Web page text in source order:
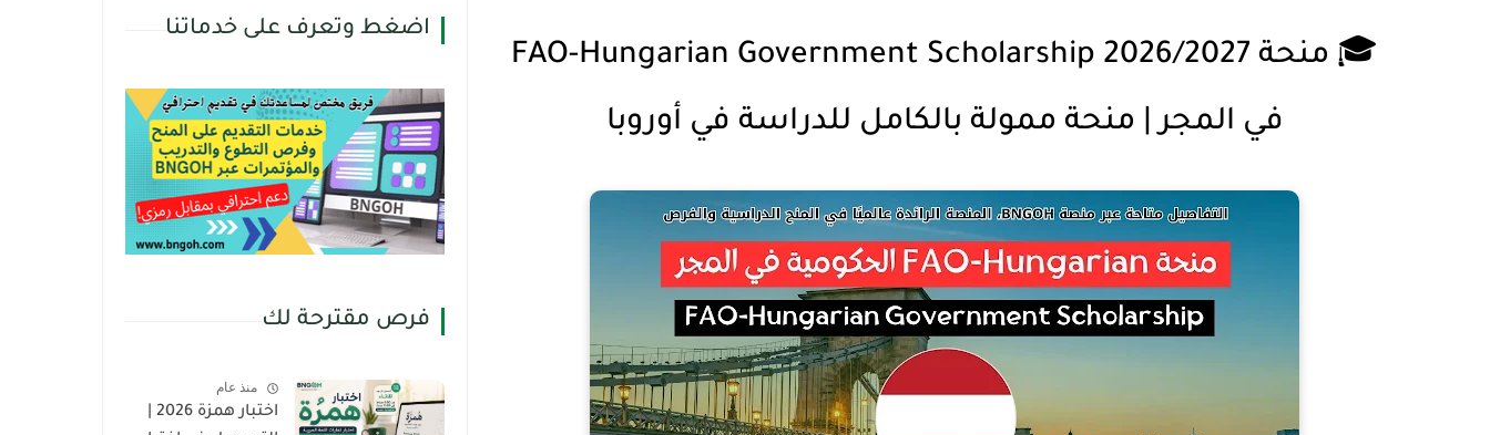
🎓 منحة FAO-Hungarian Government Scholarship 2026/2027
في المجر | منحة ممولة بالكامل للدراسة في أوروبا
اضغط وتعرف على خدماتنا
فرص مقترحة لك
منذ عام